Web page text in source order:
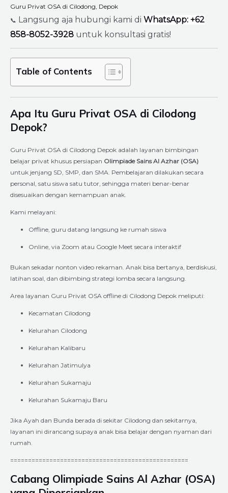
Guru Privat OSA di Cilodong, Depok
📞 Langsung aja hubungi kami di WhatsApp: +62
858-8052-3928 untuk konsultasi gratis!
Table of Contents
Apa Itu Guru Privat OSA di Cilodong
Depok?
Guru Privat OSA di Cilodong Depok adalah layanan bimbingan
belajar privat khusus persiapan Olimpiade Sains Al Azhar (OSA)
untuk jenjang SD, SMP, dan SMA. Pembelajaran dilakukan secara
personal, satu siswa satu tutor, sehingga materi benar-benar
disesuaikan dengan kemampuan anak.
Kami melayani:
Offline, guru datang langsung ke rumah siswa
Online, via Zoom atau Google Meet secara interaktif
Bukan sekadar nonton video rekaman. Anak bisa bertanya, berdiskusi,
latihan soal, dan dibimbing strategi lomba secara langsung.
Area layanan Guru Privat OSA offline di Cilodong Depok meliputi:
Kecamatan Cilodong
Kelurahan Cilodong
Kelurahan Kalibaru
Kelurahan Jatimulya
Kelurahan Sukamaju
Kelurahan Sukamaju Baru
Jika Ayah dan Bunda berada di sekitar Cilodong dan sekitarnya,
layanan ini dirancang supaya anak bisa belajar dengan nyaman dari
rumah.
==================================================
Cabang Olimpiade Sains Al Azhar (OSA)